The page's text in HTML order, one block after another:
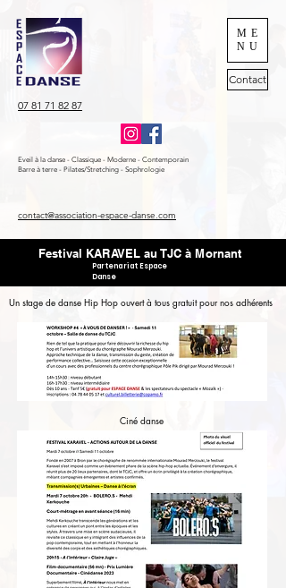
ME
NU
Contact
07 81 71 82 87
Eveil à la danse - Classique - Moderne - Contemporain
Barre à terre - Pilates/Stretching - Sophrologie
contact@association-espace-danse.com
Festival KARAVEL au TJC à Mornant
Partenariat Espace
Danse
Un stage de danse Hip Hop ouvert à tous gratuit pour nos adhérents
Ciné danse